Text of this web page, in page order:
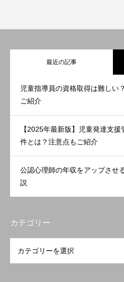
最近の記事
児童指導員の資格取得は難しい
ご紹介
【2025年最新版】児童発達支
件とは？注意点もご紹介
公認心理師の年収をアップさせ
説
カテゴリー